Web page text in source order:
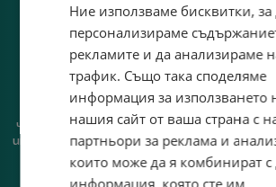
При нас говориш с реален
човек, не с чатбот, когато
имаш нужда от консултация
или справяне с проблем.
Ние използваме бисквитки, за
персонализираме
рекламите и да анализираме
трафик. Също така споделяме
информация за използването
нашия сайт от ваша страна с
партньори за реклама и
които може да я комбинират с
информация, която сте им